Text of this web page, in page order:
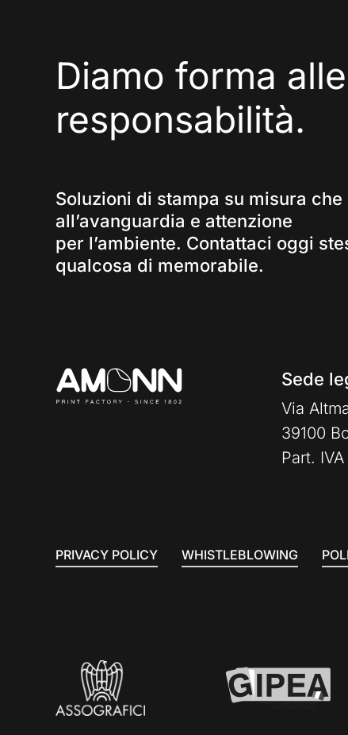
Diamo forma alle
responsabilità.
Soluzioni di stampa su misura
all’avanguardia e attenzione
per l’ambiente. Contattaci oggi
qualcosa di memorabile.
Sede
Via
39100
Part.
PRIVACY POLICY WHISTLEBLOWING